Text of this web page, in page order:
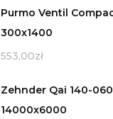
Purmo Ventil
300x1400
553,00zł
Zehnder Qai 140-
14000x6000